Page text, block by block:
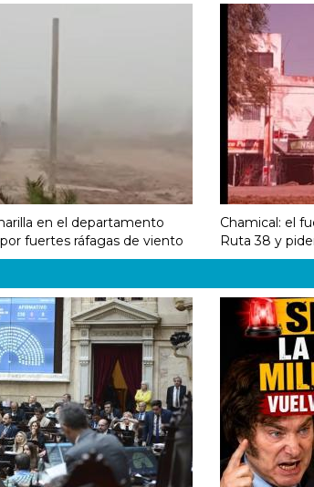
en el departamento
fuertes ráfagas de viento
Chamical: el
Ruta 38 y